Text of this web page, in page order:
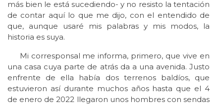
más bien le está sucediendo- y no resisto la tentación
de contar aquí lo que me dijo, con el entendido de
que, aunque usaré mis palabras y mis modos, la
historia es suya.
Mi corresponsal me informa, primero, que vive en
una casa cuya parte de atrás da a una avenida. Justo
enfrente de ella había dos terrenos baldíos, que
estuvieron así durante muchos años hasta que el 4
de enero de 2022 llegaron unos hombres con sendas